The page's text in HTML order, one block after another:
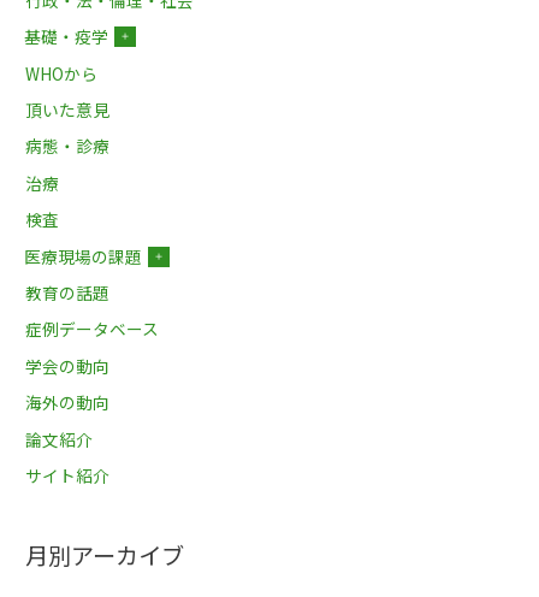
基礎・疫学
＋
WHOから
頂いた意見
病態・診療
治療
検査
医療現場の課題
＋
教育の話題
症例データベース
学会の動向
海外の動向
論文紹介
サイト紹介
月別アーカイブ